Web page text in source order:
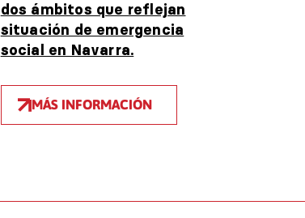
dos ámbitos que reflejan
situación de emergencia
social en Navarra.
MÁS INFORMACIÓN